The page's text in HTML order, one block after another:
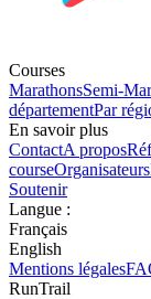
Courses
MarathonsSemi-
départementPar
En savoir plus
ContactA propos
courseOrganisateurs
Soutenir
Langue :
Français
English
Mentions légales
RunTrail